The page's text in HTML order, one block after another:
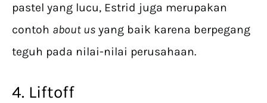
pastel yang lucu, Estrid juga merupakan
contoh about us yang baik karena berpegang
teguh pada nilai-nilai perusahaan.
4. Liftoff